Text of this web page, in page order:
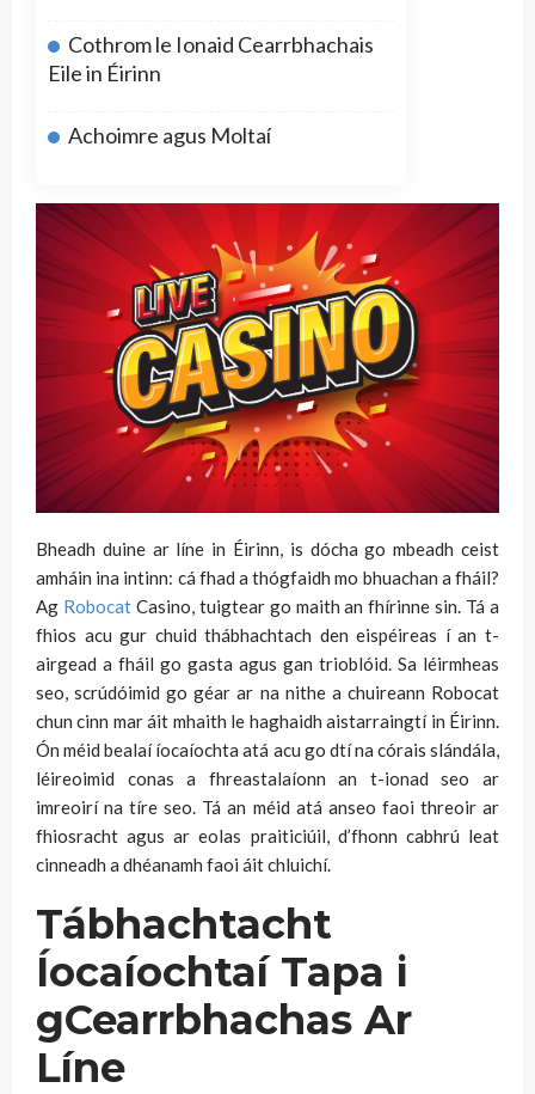
Cothrom le Ionaid Cearrbhachais
Eile in Éirinn
Achoimre agus Moltaí
Bheadh duine ar líne in Éirinn, is dócha go mbeadh ceist
amháin ina intinn: cá fhad a thógfaidh mo bhuachan a fháil?
Ag RobocatCasino, tuigtear go maith an fhírinne sin. Tá a
fhios acu gur chuid thábhachtach den eispéireas í an t-
airgead a fháil go gasta agus gan trioblóid. Sa léirmheas
seo, scrúdóimid go géar ar na nithe a chuireann Robocat
chun cinn mar áit mhaith le haghaidh aistarraingtí in Éirinn.
Ón méid bealaí íocaíochta atá acu go dtí na córais slándála,
léireoimid conas a fhreastalaíonn an t-ionad seo ar
imreoirí na tíre seo. Tá an méid atá anseo faoi threoir ar
fhiosracht agus ar eolas praiticiúil, d’fhonn cabhrú leat
cinneadh a dhéanamh faoi áit chluichí.
Tábhachtacht
Íocaíochtaí Tapa i
gCearrbhachas Ar
Líne